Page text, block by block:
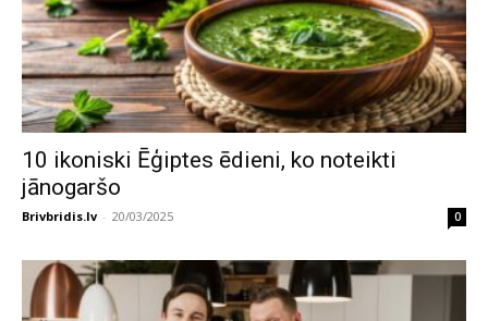
10 ikoniski Ēģiptes ēdieni, ko noteikti
jānogaršo
Brivbridis.lv - 20/03/2025 0